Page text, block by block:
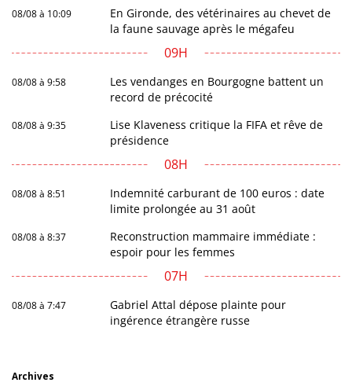
08/08 à 10:09
En Gironde, des vétérinaires au chevet de
la faune sauvage après le mégafeu
09H
08/08 à 9:58
Les vendanges en Bourgogne battent un
record de précocité
08/08 à 9:35
Lise Klaveness critique la FIFA et rêve de
présidence
08H
08/08 à 8:51
Indemnité carburant de 100 euros : date
limite prolongée au 31 août
08/08 à 8:37
Reconstruction mammaire immédiate :
espoir pour les femmes
07H
08/08 à 7:47
Gabriel Attal dépose plainte pour
ingérence étrangère russe
Archives